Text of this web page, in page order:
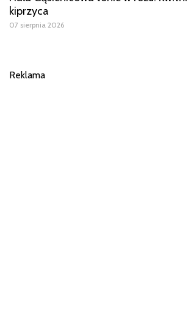
kiprzyca
07 sierpnia 2026
Reklama